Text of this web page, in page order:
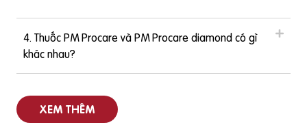
4. Thuốc PM Procare và PM Procare diamond có gì
khác nhau?
XEM THÊM